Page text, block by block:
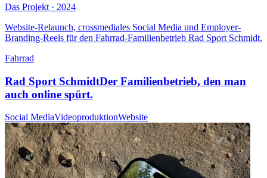
Das Projekt · 2024
Website-Relaunch, crossmediales Social Media und Employer-
Branding-Reels für den Fahrrad-Familienbetrieb Rad Sport Schmidt.
Fahrrad
Rad Sport SchmidtDer Familienbetrieb, den man
auch online spürt.
Social MediaVideoproduktionWebsite